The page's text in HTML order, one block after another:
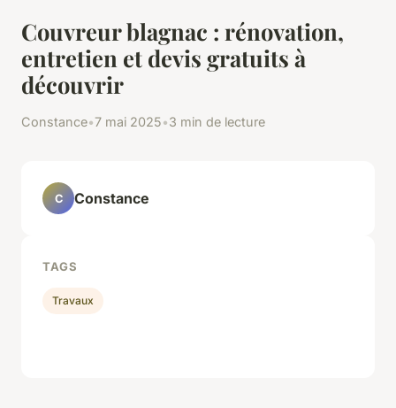
Couvreur blagnac : rénovation,
entretien et devis gratuits à
découvrir
Constance•7 mai 2025•3 min de lecture
C Constance
TAGS
Travaux